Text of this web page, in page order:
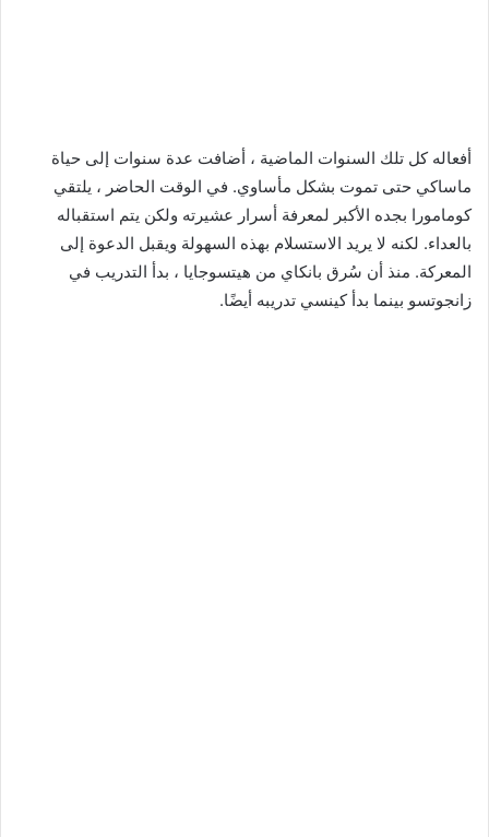
أفعاله كل تلك السنوات الماضية ، أضافت عدة سنوات إلى حياة
ماساكي حتى تموت بشكل مأساوي. في الوقت الحاضر ، يلتقي
كومامورا بجده الأكبر لمعرفة أسرار عشيرته ولكن يتم استقباله
بالعداء. لكنه لا يريد الاستسلام بهذه السهولة ويقبل الدعوة إلى
المعركة. منذ أن سُرق بانكاي من هيتسوجايا ، بدأ التدريب في
زانجوتسو بينما بدأ كينسي تدريبه أيضًا.